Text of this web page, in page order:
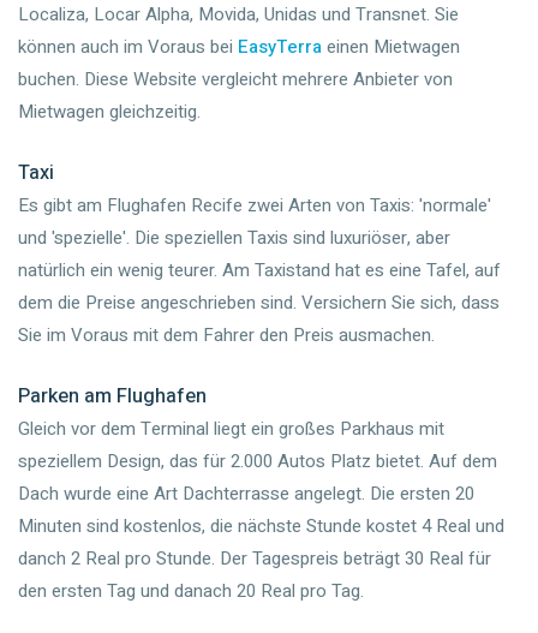
Localiza, Locar Alpha, Movida, Unidas und Transnet. Sie
können auch im Voraus bei EasyTerraeinen Mietwagen
buchen. Diese Website vergleicht mehrere Anbieter von
Mietwagen gleichzeitig.
Taxi
Es gibt am Flughafen Recife zwei Arten von Taxis: 'normale'
und 'spezielle'. Die speziellen Taxis sind luxuriöser, aber
natürlich ein wenig teurer. Am Taxistand hat es eine Tafel, auf
dem die Preise angeschrieben sind. Versichern Sie sich, dass
Sie im Voraus mit dem Fahrer den Preis ausmachen.
Parken am Flughafen
Gleich vor dem Terminal liegt ein großes Parkhaus mit
speziellem Design, das für 2.000 Autos Platz bietet. Auf dem
Dach wurde eine Art Dachterrasse angelegt. Die ersten 20
Minuten sind kostenlos, die nächste Stunde kostet 4 Real und
danch 2 Real pro Stunde. Der Tagespreis beträgt 30 Real für
den ersten Tag und danach 20 Real pro Tag.